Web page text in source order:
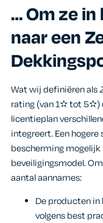
… Om ze
naar een
Wat wij definiëren als
rating (van 1✫ tot 5✫)
licentieplan
integreert. Een
bescherming mogelijk
beveiligingsmodel.
aantal aannames:
De producten
volgens best